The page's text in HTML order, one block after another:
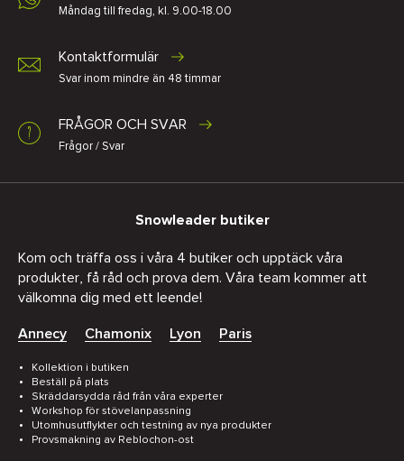
Måndag till fredag, kl. 9.00-18.00
Kontaktformulär
Svar inom mindre än 48 timmar
FRÅGOR OCH SVAR
Frågor / Svar
Snowleader butiker
Kom och träffa oss i våra 4 butiker och upptäck våra
produkter, få råd och prova dem. Våra team kommer att
välkomna dig med ett leende!
Annecy Chamonix Lyon Paris
Kollektion i butiken
Beställ på plats
Skräddarsydda råd från våra experter
Workshop för stövelanpassning
Utomhusutflykter och testning av nya produkter
Provsmakning av Reblochon-ost